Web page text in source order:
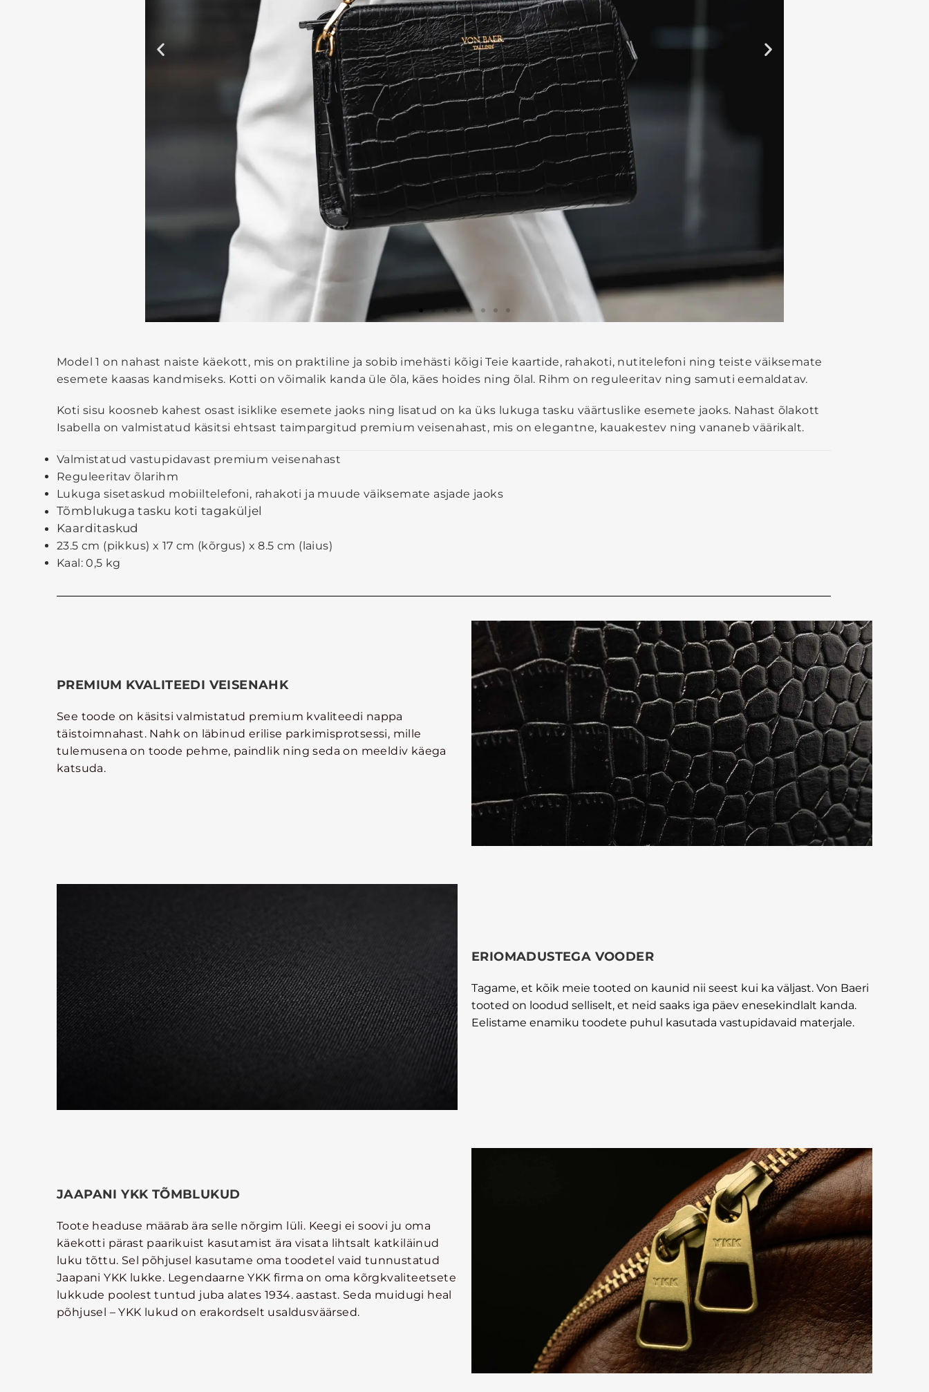
Model 1 on nahast naiste käekott, mis on praktiline ja sobib imehästi kõigi Teie kaartide, rahakoti, nutitelefoni ning teiste väiksemate
esemete kaasas kandmiseks. Kotti on võimalik kanda üle õla, käes hoides ning õlal. Rihm on reguleeritav ning samuti eemaldatav.
Koti sisu koosneb kahest osast isiklike esemete jaoks ning lisatud on ka üks lukuga tasku väärtuslike esemete jaoks. Nahast õlakott
Isabella on valmistatud käsitsi ehtsast taimpargitud premium veisenahast, mis on elegantne, kauakestev ning vananeb väärikalt.
Valmistatud vastupidavast premium veisenahast
Reguleeritav õlarihm
Lukuga sisetaskud mobiiltelefoni, rahakoti ja muude väiksemate asjade jaoks
Tõmblukuga tasku koti tagaküljel
Kaarditaskud
23.5 cm (pikkus) x 17 cm (kõrgus) x 8.5 cm (laius)
Kaal: 0,5 kg
PREMIUM KVALITEEDI VEISENAHK
See toode on käsitsi valmistatud premium kvaliteedi nappa
täistoimnahast. Nahk on läbinud erilise parkimisprotsessi, mille
tulemusena on toode pehme, paindlik ning seda on meeldiv käega
katsuda.
ERIOMADUSTEGA VOODER
Tagame, et kõik meie tooted on kaunid nii seest kui ka väljast. Von Baeri
tooted on loodud selliselt, et neid saaks iga päev enesekindlalt kanda.
Eelistame enamiku toodete puhul kasutada vastupidavaid materjale.
JAAPANI YKK TÕMBLUKUD
Toote headuse määrab ära selle nõrgim lüli. Keegi ei soovi ju oma
käekotti pärast paarikuist kasutamist ära visata lihtsalt katkiläinud
luku tõttu. Sel põhjusel kasutame oma toodetel vaid tunnustatud
Jaapani YKK lukke. Legendaarne YKK firma on oma kõrgkvaliteetsete
lukkude poolest tuntud juba alates 1934. aastast. Seda muidugi heal
põhjusel – YKK lukud on erakordselt usaldusväärsed.